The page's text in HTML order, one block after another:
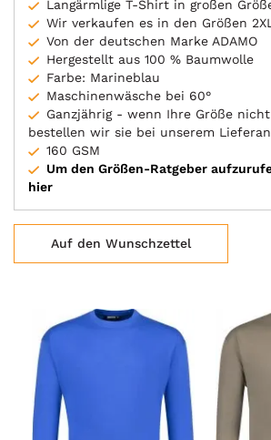
Langärmlige T-Shirt in großen
Wir verkaufen es in den Größen 2XL
Von der deutschen Marke ADAMO
Hergestellt aus 100 % Baumwolle
Farbe: Marineblau
Maschinenwäsche bei 60°
Ganzjährig - wenn Ihre Größe
bestellen wir sie bei unserem
160 GSM
Um den Größen-Ratgeber
hier
Auf den Wunschzettel